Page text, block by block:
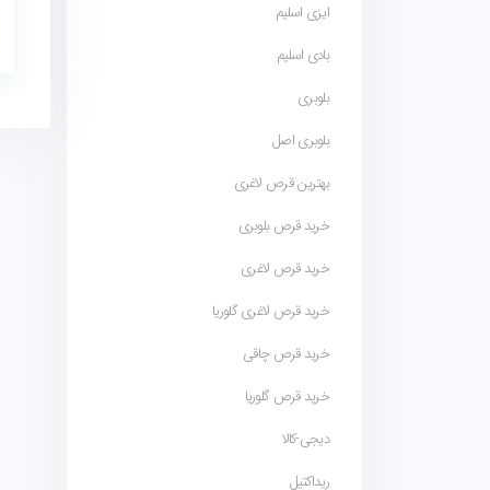
ایزی اسلیم
بادی اسلیم
بلوبری
بلوبری اصل
بهترین قرص لاغری
خرید قرص بلوبری
خرید قرص لاغری
خرید قرص لاغری گلوریا
خرید قرص چاقی
خرید قرص گلوریا
دیجی-کالا
ریداکتیل